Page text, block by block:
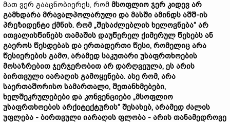
მათ ვერ გააცნობიერეს, რომ მსოფლიო ჯერ კიდევ არ
გამხდარა მრავალპოლარული და მასში ამინდს აშშ-ის
პრეზიდენტი ქმნის. რომ „შესაძლებლის ხელოვნება“ არ
ითვალისწინებს თამაშის დაუწერელ ქიმერულ წესებს ან
გაეროს წესდებას და ერთადერთი წესი, რომელიც არა
წესიერების გამო, არამედ საკუთარი უსაფრთხოების
მოსაზრებით ჯერჯერობით არ დარღვეულა, ეს არის
ბირთვული იარაღის გამოყენება. ასე რომ, არა
საერთაშორისო სამართალი, შეთანხმებები,
ხელშეკრულებები და კონვენციები „მსოფლიო
უსაფრთხოების არქიტექტურის“ შესახებ, არამედ ძალის
უფლება - ბირთვული იარაღის ფლობა - არის თანამედროვე